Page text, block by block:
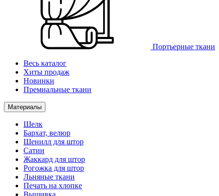
Портьерные ткани
Весь каталог
Хиты продаж
Новинки
Премиальные ткани
Материалы
Шелк
Бархат, велюр
Шенилл для штор
Сатин
Жаккард для штор
Рогожка для штор
Льняные ткани
Печать на хлопке
Вышивка